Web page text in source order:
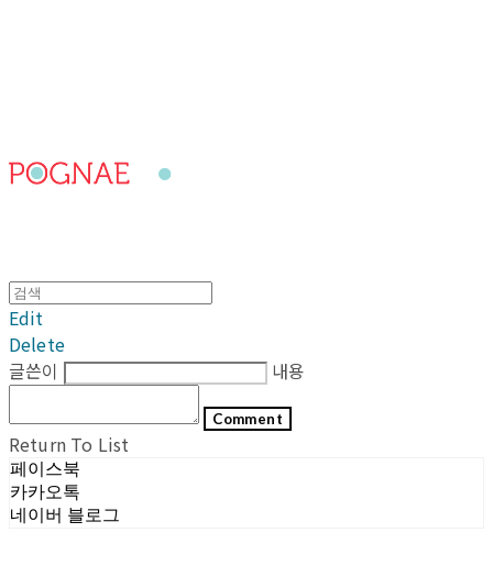
Edit
Delete
글쓴이
내용
Comment
Return To List
페이스북
카카오톡
네이버 블로그